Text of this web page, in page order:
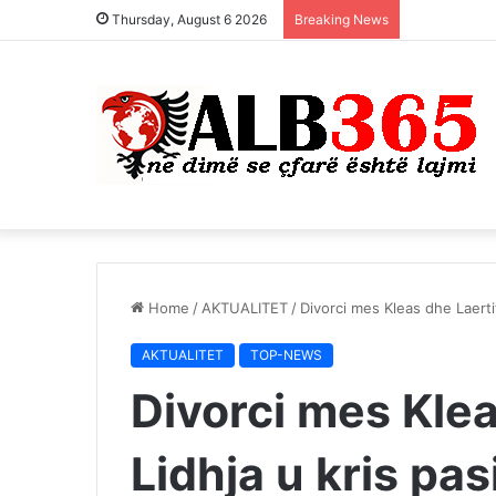
Thursday, August 6 2026 Breaking News
Home / AKTUALITET / Divorci mes Kleas dhe
AKTUALITET TOP-NEWS
Divorci mes
Lidhja u kris